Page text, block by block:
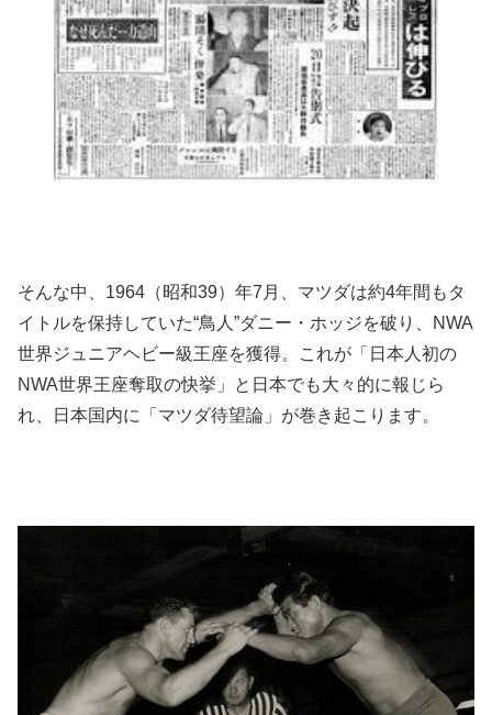
そんな中、1964（昭和39）年7月、マツダは約4年間もタ
イトルを保持していた“鳥人”ダニー・ホッジを破り、NWA
世界ジュニアヘビー級王座を獲得。これが「日本人初の
NWA世界王座奪取の快挙」と日本でも大々的に報じら
れ、日本国内に「マツダ待望論」が巻き起こります。